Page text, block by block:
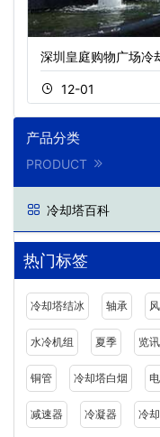
深圳皇庭购物广场冷
12-01
产品分类
PRODUCT
冷却塔百科
热门标签
冷却塔结冰 轴承
水冷机组 夏季 览
铜管 冷却塔白烟
减速器 冷凝器 冷